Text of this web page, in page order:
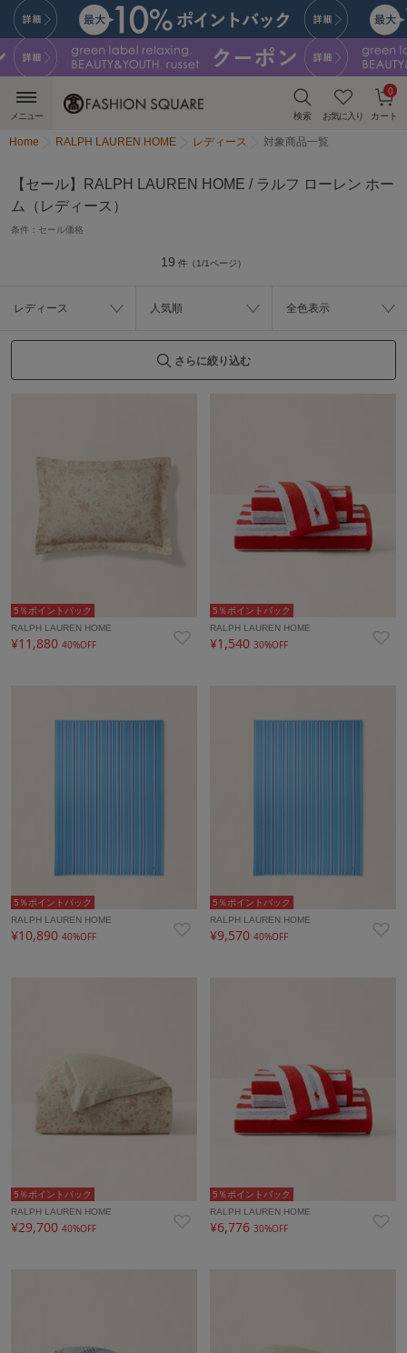
検索 お気に入り カート
0
メニュー
Home RALPH LAUREN HOME レディース 対象商品一覧
【セール】RALPH LAUREN HOME / ラルフ ローレン ホー
ム（レディース）
条件： セール価格
19 件（1/1ページ）
レディース 人気順 全色表示
さらに絞り込む
5％ポイントバック
RALPH LAUREN HOME
¥11,880 40%OFF
5％ポイントバック
RALPH LAUREN HOME
¥1,54030%OFF
5％ポイントバック
RALPH LAUREN HOME
¥10,890 40%OFF
5％ポイントバック
RALPH LAUREN HOME
¥9,57040%OFF
5％ポイントバック
RALPH LAUREN HOME
¥29,700 40%OFF
5％ポイントバック
RALPH LAUREN HOME
¥6,776 30%OFF